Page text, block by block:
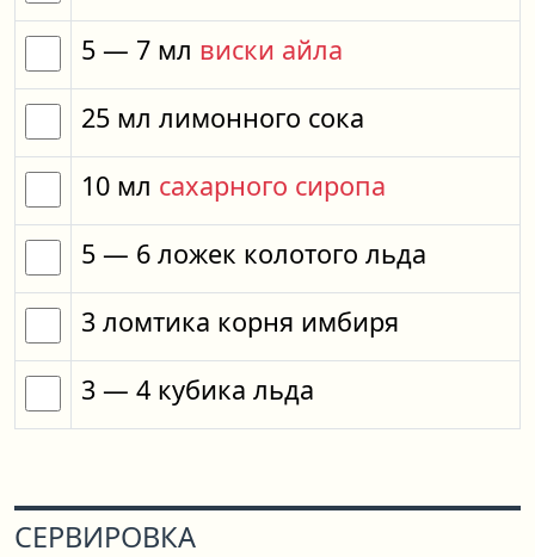
5 — 7 мл виски айла
25 мл лимонного сока
10 мл сахарного сиропа
5 — 6 ложек колотого льда
3 ломтика корня имбиря
3 — 4 кубика льда
СЕРВИРОВКА